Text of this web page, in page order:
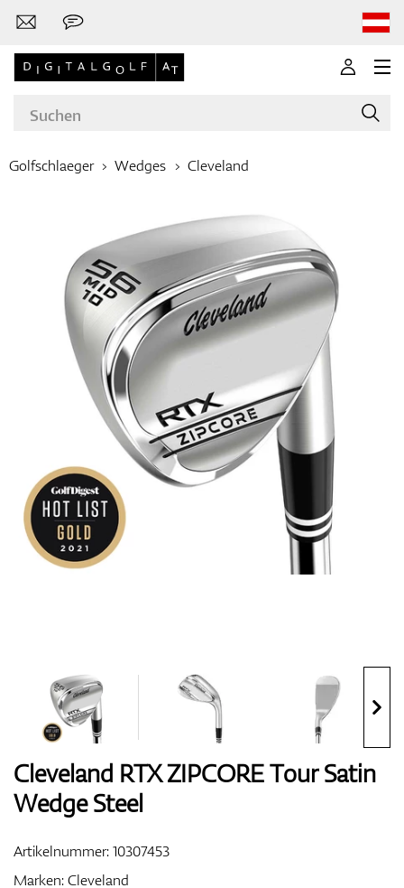
Golfschläger
Bekleidung
Handschuhe
Bags
Golfschlaeger Wedges Cleveland
Cleveland RTX ZIPCORE Tour Satin
Wedge Steel
Artikelnummer:10307453
Marken:Cleveland